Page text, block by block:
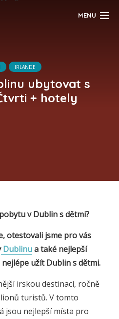
MENU
IRLANDE
ubytovat s
+ hotely
vDublins dětmi?
otestovali jsme pro vás
Dublinua také nejlepší
nejlépe užítDublins dětmi.
irskou destinací, ročně
turistů. V tomto
jsou nejlepší místa pro